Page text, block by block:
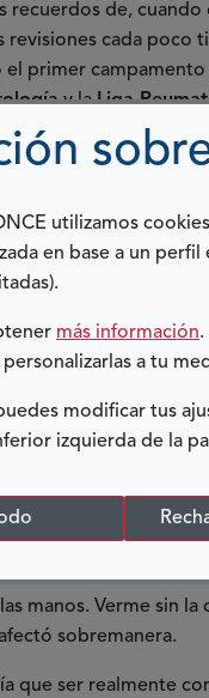
utilizamos
en base a un
más información.
a tu
modificar tus
izquierda de la
de, cuando
revisiones cada poco
el primer campamento
y laLiga
que fuera una
cuál era mi
me dejasen parar.
no me importaba.
las diferencias
adulta responsable
pero llegué a
ese momento en el
muy raros y
pocas veces me he
porque me
años, cuando tras
manos. Verme sin
sobremanera.
que ser realmente